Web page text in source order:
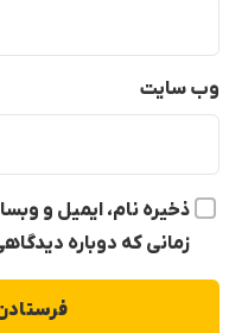
وب‌ سایت
ذخیره نام، ایمیل و
زمانی که دوباره